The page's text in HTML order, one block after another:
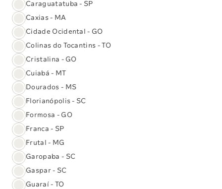
Estou grávida. Posso realizar exames de
Raio-X, Densitometria Óssea, Mamografia
e Tomografia?
Nossos canais
De atendimento
Fale com o Sabin
WhatsApp
Caraguatatuba - SP
Caxias - MA
Cidade Ocidental - GO
Colinas do Tocantins - TO
Cristalina - GO
Cuiabá - MT
Dourados - MS
Florianópolis - SC
Formosa - GO
Franca - SP
Frutal - MG
Garopaba - SC
Gaspar - SC
Guaraí - TO